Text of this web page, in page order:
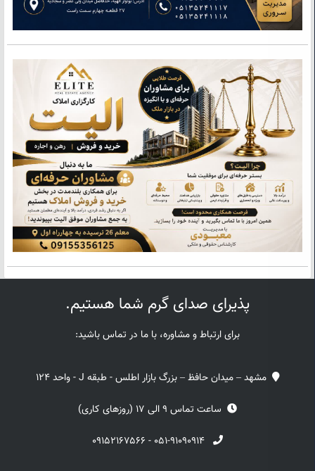
پذیرای صدای گرم شما هستیم.
برای ارتباط و مشاوره، با ما در تماس باشید:
مشهد – میدان حافظ – بزرگ بازار اطلس - طبقه J - واحد 124
ساعت تماس 9 الی 17 (روزهای کاری)
۰۵۱-۹۱۰۹۰۹۱۴ - ۰۹۱۵۲۱۶۷۵۶۶